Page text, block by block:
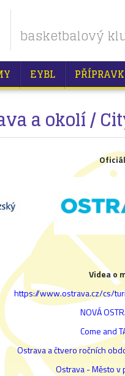
basketbalový
EYBL
a okolí /
Videa o
https://www.ostrava.cz/cs/
NOVÁ
Come and
Ostrava a čtvero ročních
Ostrava - Město v